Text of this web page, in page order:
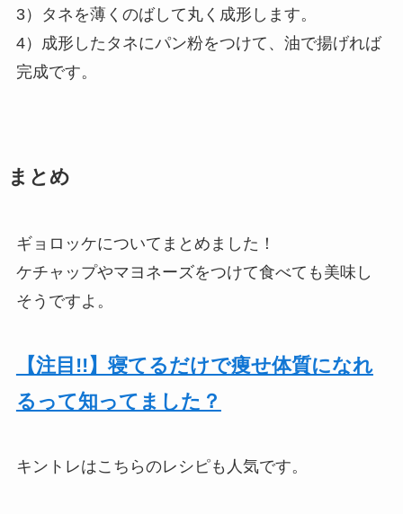
3）タネを薄くのばして丸く成形します。
4）成形したタネにパン粉をつけて、油で揚げれば
完成です。
まとめ
ギョロッケについてまとめました！
ケチャップやマヨネーズをつけて食べても美味し
そうですよ。
【注目!!】寝てるだけで痩せ体質になれ
るって知ってました？
キントレはこちらのレシピも人気です。